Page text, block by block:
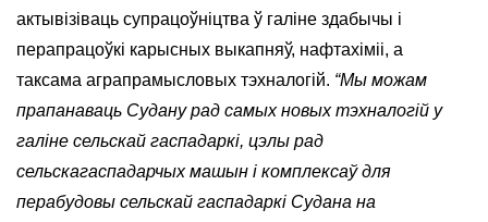
актывізіваць супрацоўніцтва ў галіне здабычы і
перапрацоўкі карысных выкапняў, нафтахіміі, а
таксама аграпрамысловых тэхналогій. “Мы можам
прапанаваць Судану рад самых новых тэхналогій у
галіне сельскай гаспадаркі, цэлы рад
сельскагаспадарчых машын і комплексаў для
перабудовы сельскай гаспадаркі Судана на